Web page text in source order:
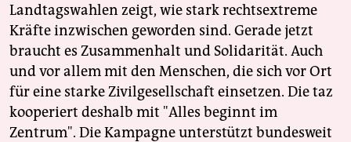
Landtagswahlen zeigt, wie stark rechtsextreme
Kräfte inzwischen geworden sind. Gerade jetzt
braucht es Zusammenhalt und Solidarität. Auch
und vor allem mit den Menschen, die sich vor Ort
für eine starke Zivilgesellschaft einsetzen. Die taz
kooperiert deshalb mit "Alles beginnt im
Zentrum". Die Kampagne unterstützt bundesweit